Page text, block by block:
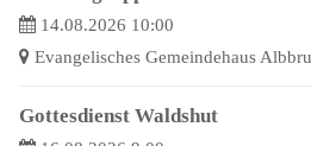
14.08.2026 10:00
Evangelisches Gemeindehaus
Gottesdienst Waldshut